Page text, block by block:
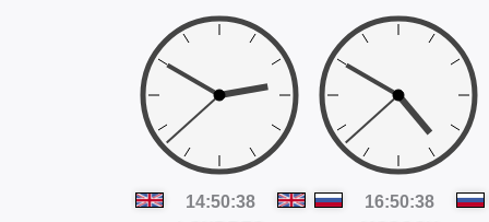
14:50:39
16:50:39